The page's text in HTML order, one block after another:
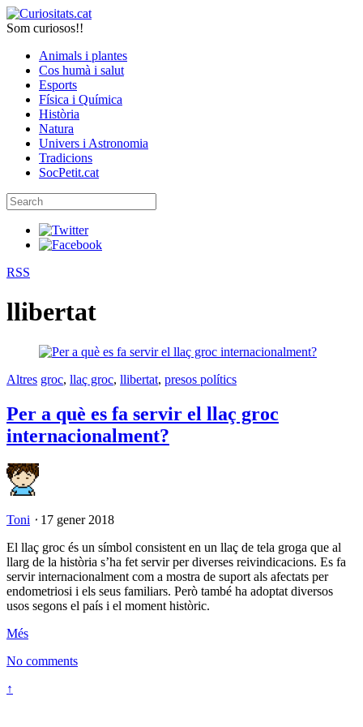
Som curiosos!!
Animals i plantes
Cos humà i salut
Esports
Física i Química
Història
Natura
Univers i Astronomia
Tradicions
SocPetit.cat
RSS
llibertat
Altres groc, llaç groc, llibertat, presos polítics
Per a què es fa servir el llaç groc
internacionalment?
Toni ⋅ 17 gener 2018
El llaç groc és un símbol consistent en un llaç de tela groga que al
llarg de la història s’ha fet servir per diverses reivindicacions. Es fa
servir internacionalment com a mostra de suport als afectats per
endometriosi i els seus familiars. Però també ha adoptat diversos
usos segons el país i el moment històric.
Més
No comments
↑